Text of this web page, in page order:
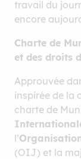
travail du
encore
Charte de
et des droits
Approuvée
inspirée de la
charte de
l’
(OIJ) et la